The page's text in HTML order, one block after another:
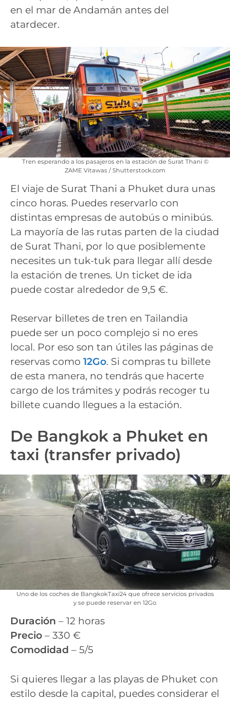
en el mar de Andamán antes del
atardecer.
Tren esperando a los pasajeros en la estación de Surat Thani ©
ZAME Vitawas / Shutterstock.com
El viaje de Surat Thani a Phuket dura unas
cinco horas. Puedes reservarlo con
distintas empresas de autobús o minibús.
La mayoría de las rutas parten de la ciudad
de Surat Thani, por lo que posiblemente
necesites un tuk-tuk para llegar allí desde
la estación de trenes. Un ticket de ida
puede costar alrededor de 9,5 €.
Reservar billetes de tren en Tailandia
puede ser un poco complejo si no eres
local. Por eso son tan útiles las páginas de
reservas como 12Go. Si compras tu billete
de esta manera, no tendrás que hacerte
cargo de los trámites y podrás recoger tu
billete cuando llegues a la estación.
De Bangkok a Phuket en
taxi (transfer privado)
Uno de los coches de BangkokTaxi24 que ofrece servicios privados
y se puede reservar en 12Go.
Duración – 12 horas
Precio – 330 €
Comodidad – 5/5
Si quieres llegar a las playas de Phuket con
estilo desde la capital, puedes considerar el